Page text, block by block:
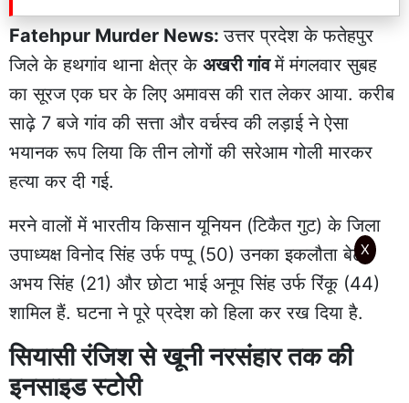
Fatehpur Murder News:उत्तर प्रदेश के फतेहपुर
जिले के हथगांव थाना क्षेत्र के अखरी गांवमें मंगलवार सुबह
का सूरज एक घर के लिए अमावस की रात लेकर आया. करीब
साढ़े 7 बजे गांव की सत्ता और वर्चस्व की लड़ाई ने ऐसा
भयानक रूप लिया कि तीन लोगों की सरेआम गोली मारकर
हत्या कर दी गई.
मरने वालों में भारतीय किसान यूनियन (टिकैत गुट) के जिला
उपाध्यक्ष विनोद सिंह उर्फ पप्पू (50) उनका इकलौता बेटा
अभय सिंह (21) और छोटा भाई अनूप सिंह उर्फ रिंकू (44)
शामिल हैं. घटना ने पूरे प्रदेश को हिला कर रख दिया है.
सियासी रंजिश से खूनी नरसंहार तक की
इनसाइड स्टोरी
X